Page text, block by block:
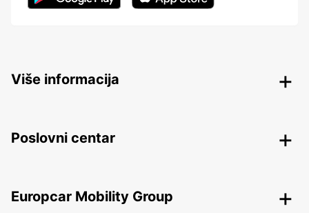
Više informacija
Poslovni centar
Europcar Mobility Group